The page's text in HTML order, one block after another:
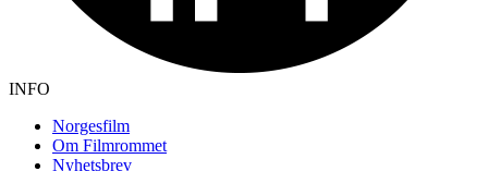
INFO
Norgesfilm
Om Filmrommet
Nyhetsbrev